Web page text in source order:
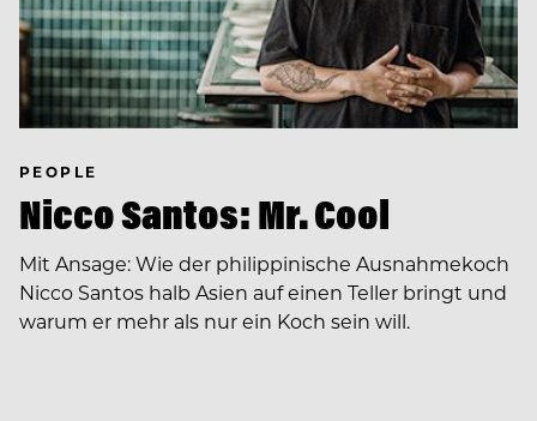
PEOPLE
Nicco Santos: Mr. Cool
Mit Ansage: Wie der philippinische Ausnahmekoch
Nicco Santos halb Asien auf einen Teller bringt und
warum er mehr als nur ein Koch sein will.